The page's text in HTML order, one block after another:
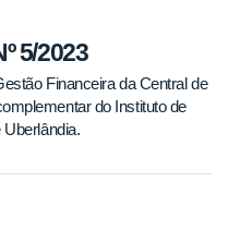
5/2023
Financeira da Central de
do Instituto de